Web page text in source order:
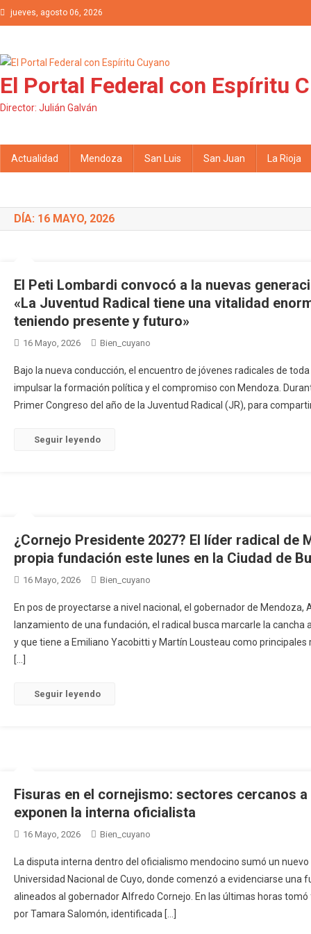
Saltar al contenido
jueves, agosto 06, 2026
El Portal Federal con Espíritu
Director: Julián Galván
Actualidad Mendoza San Luis San Juan La Rioja
DÍA: 16 MAYO, 2026
El Peti Lombardi convocó a la nuevas
«La Juventud Radical tiene una vitalidad
teniendo presente y futuro»
16 Mayo, 2026 Bien_cuyano
Bajo la nueva conducción, el encuentro de jóvenes radicales de
impulsar la formación política y el compromiso con Mendoza.
Primer Congreso del año de la Juventud Radical (JR), para
Seguir leyendo
¿Cornejo Presidente 2027? El líder radical de
propia fundación este lunes en la Ciudad de
16 Mayo, 2026 Bien_cuyano
En pos de proyectarse a nivel nacional, el gobernador de Mendoza,
lanzamiento de una fundación, el radical busca marcarle la
y que tiene a Emiliano Yacobitti y Martín Lousteau como
[…]
Seguir leyendo
Fisuras en el cornejismo: sectores cercanos
exponen la interna oficialista
16 Mayo, 2026 Bien_cuyano
La disputa interna dentro del oficialismo mendocino sumó un
Universidad Nacional de Cuyo, donde comenzó a evidenciarse
alineados al gobernador Alfredo Cornejo. En las últimas horas
por Tamara Salomón, identificada […]